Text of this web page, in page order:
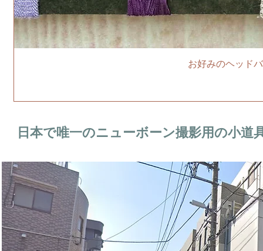
お好みのヘッド
日本で唯一のニューボーン撮影用の小道